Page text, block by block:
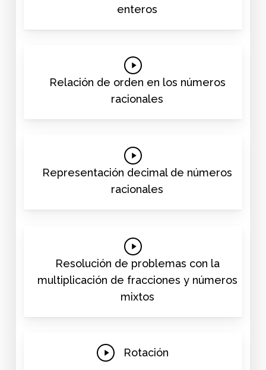
enteros
Play
Video
Relación de orden en los números
racionales
Play
Video
Representación decimal de números
racionales
Play
Video
Resolución de problemas con la
multiplicación de fracciones y números
mixtos
Play
Rotación